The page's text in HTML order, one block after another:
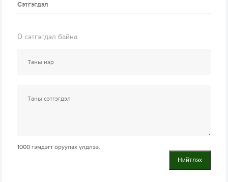
Сэтгэгдэл
0 сэтгэгдэл байна
1000 тэмдэгт оруулах үлдлээ.
Нийтлэх